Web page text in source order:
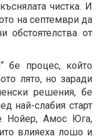
чистка. И
на септември да
обстоятелства от
бе процес, който
лято, но заради
решения, бе
най-слабия старт
Нойер, Амос Юга,
влияеха лошо и